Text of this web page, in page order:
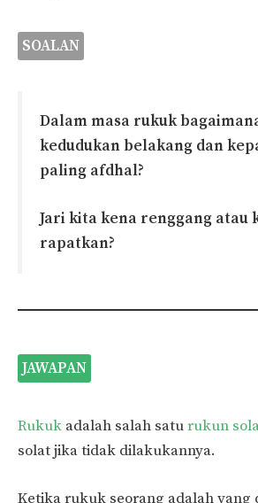
SOALAN
Dalam masa rukuk
kedudukan belakang dan
paling afdhal?
Jari kita kena renggang atau
rapatkan?
JAWAPAN
Rukuk adalah salah saturukun
solat jika tidak dilakukannya.
Ketika rukuk seorang adalah yang